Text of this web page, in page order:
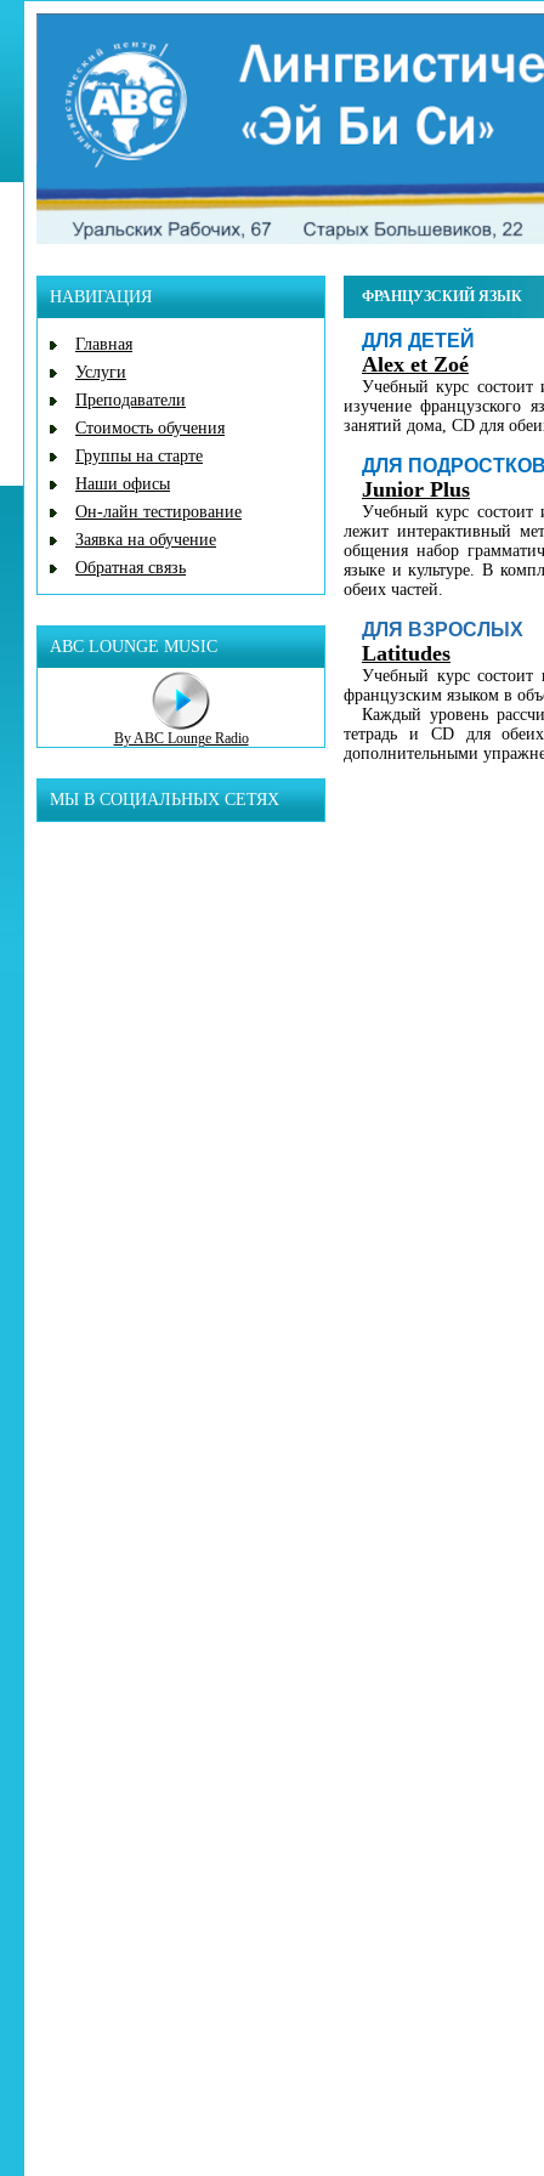
НАВИГАЦИЯ
Главная
Услуги
Преподаватели
Стоимость обучения
Группы на старте
Наши офисы
Он-лайн тестирование
Заявка на обучение
Обратная связь
ABC LOUNGE MUSIC
By ABC Lounge Radio
МЫ В СОЦИАЛЬНЫХ СЕТЯХ
ФРАНЦУЗСКИЙ ЯЗЫК
ДЛЯ ДЕТЕЙ
Alex et Zoé
Учебный курс состоит
изучение французского
занятий дома, CD для
ДЛЯ
Junior Plus
Учебный курс состоит
лежит интерактивный
общения набор
языке и культуре. В
обеих частей.
ДЛЯ ВЗРОСЛЫХ
Latitudes
Учебный курс состоит
французским языком в
Каждый уровень
тетрадь и CD для
дополнительными